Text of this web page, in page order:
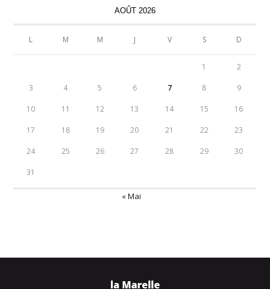
AOÛT 2026
L M M J V S D
1 2
3 4 5 6 7 8 9
10 11 12 13 14 15 16
17 18 19 20 21 22 23
24 25 26 27 28 29 30
31
« Mai